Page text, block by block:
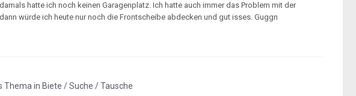
hatte ich noch keinen Garagenplatz. Ich hatte auch immer das Problem mit der
würde ich heute nur noch die Frontscheibe abdecken und gut isses. Guggn
Thema in Biete / Suche / Tausche